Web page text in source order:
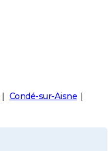
Condé-sur-Aisne